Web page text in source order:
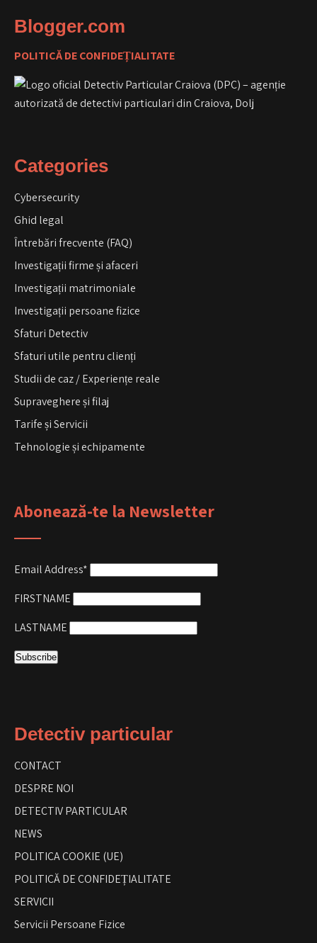
Blogger.com
POLITICĂ DE CONFIDEȚIALITATE
Categories
Cybersecurity
Ghid legal
Întrebări frecvente (FAQ)
Investigații firme și afaceri
Investigații matrimoniale
Investigații persoane fizice
Sfaturi Detectiv
Sfaturi utile pentru clienți
Studii de caz / Experiențe reale
Supraveghere și filaj
Tarife și Servicii
Tehnologie și echipamente
Abonează-te la Newsletter
Email Address*
FIRSTNAME
LASTNAME
Detectiv particular
CONTACT
DESPRE NOI
DETECTIV PARTICULAR
NEWS
POLITICA COOKIE (UE)
POLITICĂ DE CONFIDEȚIALITATE
SERVICII
Servicii Persoane Fizice